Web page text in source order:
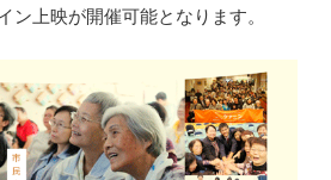
ン上映が開催可能となります。